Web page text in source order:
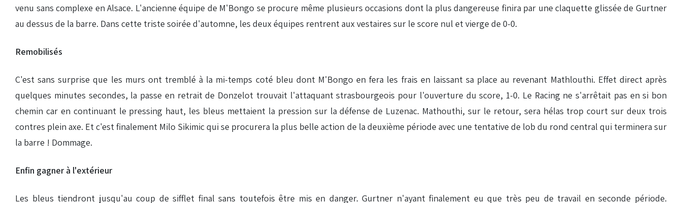
venu sans complexe en Alsace. L'ancienne équipe de M'Bongo se procure même plusieurs occasions dont la plus dangereuse finira par une claquette glissée de Gurtner
au dessus de la barre. Dans cette triste soirée d'automne, les deux équipes rentrent aux vestaires sur le score nul et vierge de 0-0.
Remobilisés
C'est sans surprise que les murs ont tremblé à la mi-temps coté bleu dont M'Bongo en fera les frais en laissant sa place au revenant Mathlouthi. Effet direct après
quelques minutes secondes, la passe en retrait de Donzelot trouvait l'attaquant strasbourgeois pour l'ouverture du score, 1-0. Le Racing ne s'arrêtait pas en si bon
chemin car en continuant le pressing haut, les bleus mettaient la pression sur la défense de Luzenac. Mathouthi, sur le retour, sera hélas trop court sur deux trois
contres plein axe. Et c'est finalement Milo Sikimic qui se procurera la plus belle action de la deuxième période avec une tentative de lob du rond central qui terminera sur
la barre ! Dommage.
Enfin gagner à l'extérieur
Les bleus tiendront jusqu'au coup de sifflet final sans toutefois être mis en danger. Gurtner n'ayant finalement eu que très peu de travail en seconde période.